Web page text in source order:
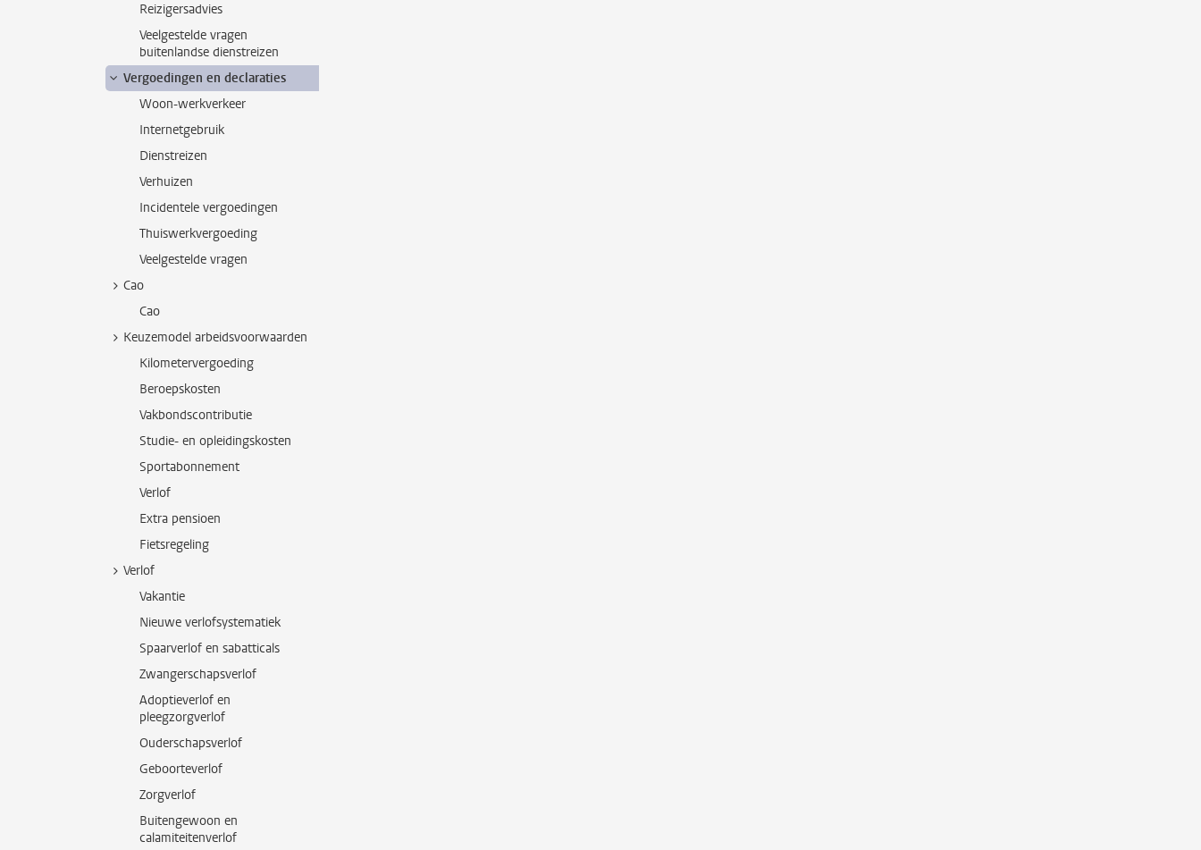
Reizigersadvies
Veelgestelde vragen
buitenlandse dienstreizen
Vergoedingen en declaraties
Woon-werkverkeer
Internetgebruik
Dienstreizen
Verhuizen
Incidentele vergoedingen
Thuiswerkvergoeding
Veelgestelde vragen
Cao
Cao
Keuzemodel arbeidsvoorwaarden
Kilometervergoeding
Beroepskosten
Vakbondscontributie
Studie- en opleidingskosten
Sportabonnement
Verlof
Extra pensioen
Fietsregeling
Verlof
Vakantie
Nieuwe verlofsystematiek
Spaarverlof en sabatticals
Zwangerschapsverlof
Adoptieverlof en
pleegzorgverlof
Ouderschapsverlof
Geboorteverlof
Zorgverlof
Buitengewoon en
calamiteitenverlof